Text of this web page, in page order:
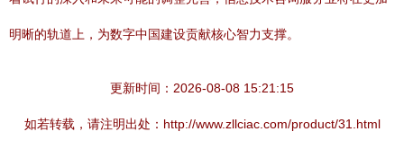
明晰的轨道上，为数字中国建设贡献核心智力支撑。
更新时间：2026-08-08 15:21:15
如若转载，请注明出处：http://www.zllciac.com/product/31.html